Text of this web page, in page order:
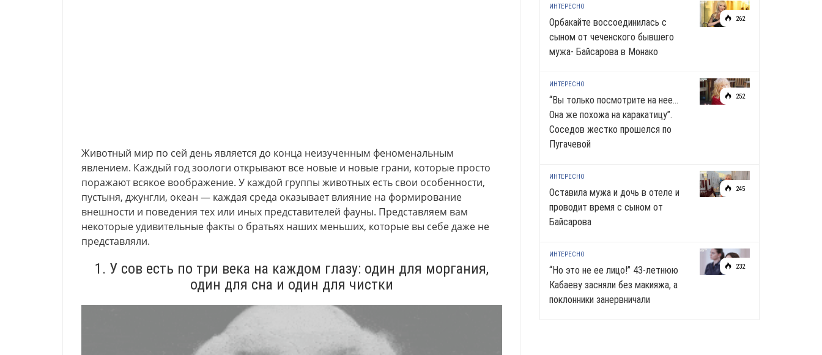
Животный мир по сей день является до конца неизученным феноменальным
явлением. Каждый год зоологи открывают все новые и новые грани, которые просто
поражают всякое воображение. У каждой группы животных есть свои особенности,
пустыня, джунгли, океан — каждая среда оказывает влияние на формирование
внешности и поведения тех или иных представителей фауны. Представляем вам
некоторые удивительные факты о братьях наших меньших, которые вы себе даже не
представляли.
1. У сов есть по три века на каждом глазу: один для моргания,
один для сна и один для чистки
262
ИНТЕРЕСНО
Орбакайте воссоединилась с
сыном от чеченского бывшего
мужа- Байсарова в Монако
252
ИНТЕРЕСНО
“Вы только посмотрите на нее…
Она же похожа на каракатицу”.
Соседов жестко прошелся по
Пугачевой
245
ИНТЕРЕСНО
Оставила мужа и дочь в отеле и
проводит время с сыном от
Байсарова
232
ИНТЕРЕСНО
“Но это не ее лицо!” 43-летнюю
Кабаеву засняли без макияжа, а
поклонники занервничали